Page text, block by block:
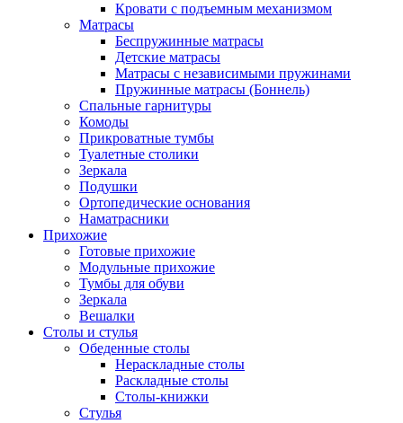
Кровати с подъемным механизмом
Матрасы
Беспружинные матрасы
Детские матрасы
Матрасы с независимыми пружинами
Пружинные матрасы (Боннель)
Спальные гарнитуры
Комоды
Прикроватные тумбы
Туалетные столики
Зеркала
Подушки
Ортопедические основания
Наматрасники
Прихожие
Готовые прихожие
Модульные прихожие
Тумбы для обуви
Зеркала
Вешалки
Столы и стулья
Обеденные столы
Нераскладные столы
Раскладные столы
Столы-книжки
Стулья